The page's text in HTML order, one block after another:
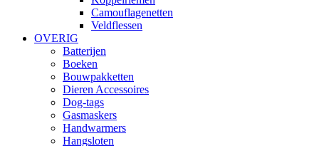
Camouflagenetten
Veldflessen
OVERIG
Batterijen
Boeken
Bouwpakketten
Dieren Accessoires
Dog-tags
Gasmaskers
Handwarmers
Hangsloten